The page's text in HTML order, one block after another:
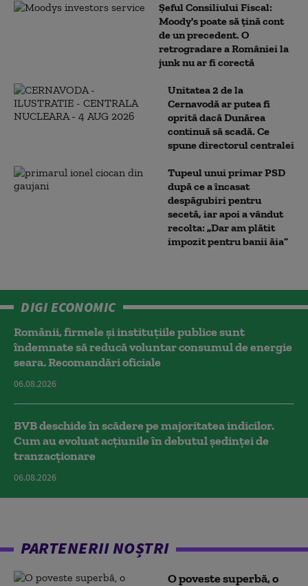
Șeful Consiliului Fiscal:
Moody's poate să țină cont
de un precedent. O
retrogradare a României la
junk nu ar fi corectă
Unitatea 2 de la
Cernavodă ar putea fi
oprită dacă Dunărea
continuă să scadă. Ce
spune directorul centralei
Tupeul unui primar PSD
după ce a încasat
despăgubiri pentru
secetă, iar apoi a vândut
recolta: „Dar am plătit
impozit pentru banii ăia”
DIGI ECONOMIC
Românii, firmele și instituțiile publice sunt
îndemnate să reducă voluntar consumul de energie
seara. Recomandări oficiale
06.08.2026
BVB deschide în scădere pe majoritatea indicilor.
Cum au evoluat acțiunile în debutul ședinței de
tranzacționare
06.08.2026
PARTENERII NOȘTRI
O poveste superbă, o